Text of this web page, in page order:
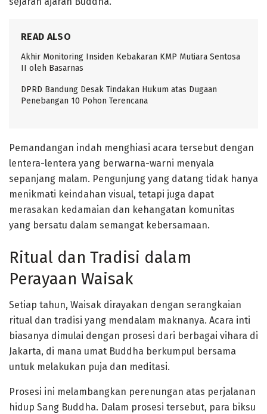
READ ALSO
Akhir Monitoring Insiden Kebakaran KMP Mutiara Sentosa
II oleh Basarnas
DPRD Bandung Desak Tindakan Hukum atas Dugaan
Penebangan 10 Pohon Terencana
Pemandangan indah menghiasi acara tersebut dengan
lentera-lentera yang berwarna-warni menyala
sepanjang malam. Pengunjung yang datang tidak hanya
menikmati keindahan visual, tetapi juga dapat
merasakan kedamaian dan kehangatan komunitas
yang bersatu dalam semangat kebersamaan.
Ritual dan Tradisi dalam
Perayaan Waisak
Setiap tahun, Waisak dirayakan dengan serangkaian
ritual dan tradisi yang mendalam maknanya. Acara inti
biasanya dimulai dengan prosesi dari berbagai vihara di
Jakarta, di mana umat Buddha berkumpul bersama
untuk melakukan puja dan meditasi.
Prosesi ini melambangkan perenungan atas perjalanan
hidup Sang Buddha. Dalam prosesi tersebut, para biksu